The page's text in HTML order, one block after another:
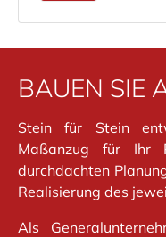
BAUEN SIE
Stein für Stein
Maßanzug für
durchdachten
Realisierung des
Als